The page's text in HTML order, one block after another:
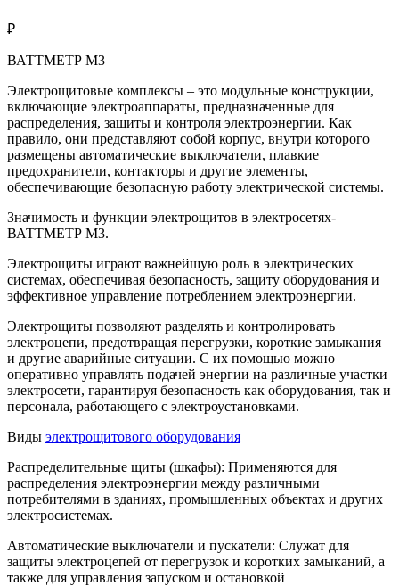
₽
ВАТТМЕТР М3
Электрощитовые комплексы – это модульные конструкции,
включающие электроаппараты, предназначенные для
распределения, защиты и контроля электроэнергии. Как
правило, они представляют собой корпус, внутри которого
размещены автоматические выключатели, плавкие
предохранители, контакторы и другие элементы,
обеспечивающие безопасную работу электрической системы.
Значимость и функции электрощитов в электросетях-
ВАТТМЕТР М3.
Электрощиты играют важнейшую роль в электрических
системах, обеспечивая безопасность, защиту оборудования и
эффективное управление потреблением электроэнергии.
Электрощиты позволяют разделять и контролировать
электроцепи, предотвращая перегрузки, короткие замыкания
и другие аварийные ситуации. С их помощью можно
оперативно управлять подачей энергии на различные участки
электросети, гарантируя безопасность как оборудования, так и
персонала, работающего с электроустановками.
Виды электрощитового оборудования
Распределительные щиты (шкафы): Применяются для
распределения электроэнергии между различными
потребителями в зданиях, промышленных объектах и других
электросистемах.
Автоматические выключатели и пускатели: Служат для
защиты электроцепей от перегрузок и коротких замыканий, а
также для управления запуском и остановкой